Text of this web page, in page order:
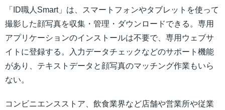
「ID職人Smart」は、スマートフォンやタブレットを使って
撮影した顔写真を収集・管理・ダウンロードできる。専用
アプリケーションのインストールは不要で、専用ウェブサ
イトに登録する。入力データチェックなどのサポート機能
があり、テキストデータと顔写真のマッチング作業もいら
ない。
コンビニエンスストア、飲食業界など店舗や営業所や従業